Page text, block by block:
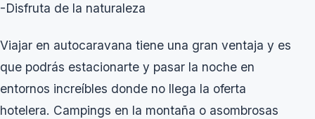
-Disfruta de la naturaleza
Viajar en autocaravana tiene una gran ventaja y es
que podrás estacionarte y pasar la noche en
entornos increíbles donde no llega la oferta
hotelera. Campings en la montaña o asombrosas